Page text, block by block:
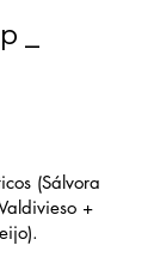
_
(Sálvora
+